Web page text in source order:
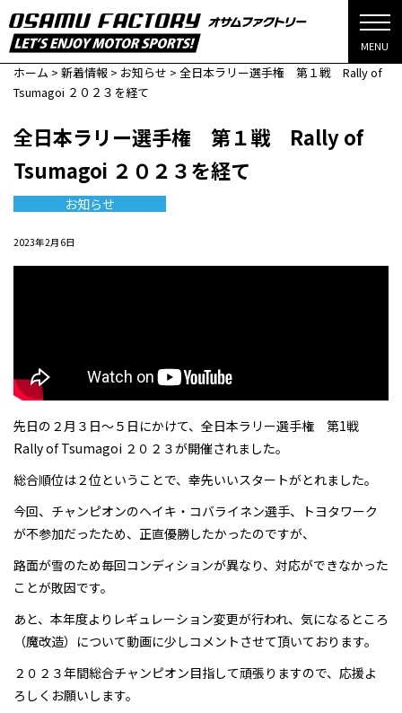
MENU
ホーム > 新着情報 > お知らせ > 全日本ラリー選手権 第１戦 Rally of
Tsumagoi ２０２３を経て
全日本ラリー選手権 第１戦 Rally of
Tsumagoi ２０２３を経て
お知らせ
2023年2月6日
先日の２月３日～５日にかけて、全日本ラリー選手権 第1戦
Rally of Tsumagoi ２０２３が開催されました。
総合順位は２位ということで、幸先いいスタートがとれました。
今回、チャンピオンのヘイキ・コバライネン選手、トヨタワーク
が不参加だったため、正直優勝したかったのですが、
路面が雪のため毎回コンディションが異なり、対応ができなかった
ことが敗因です。
あと、本年度よりレギュレーション変更が行われ、気になるところ
（魔改造）について動画に少しコメントさせて頂いております。
２０２３年間総合チャンピオン目指して頑張りますので、応援よ
ろしくお願いします。